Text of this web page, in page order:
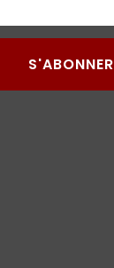
S'ABONNER